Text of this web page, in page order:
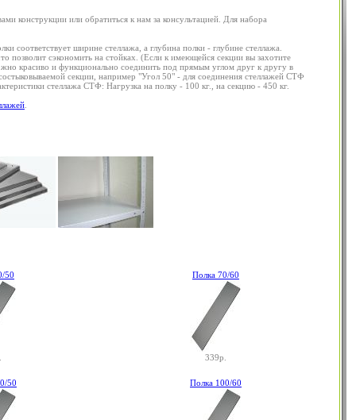
конструкции или обратиться к нам за консультацией. Для набора
соответствует ширине стеллажа, а глубина полки - глубине стеллажа.
сэкономить на стойках. (Если к имеющейся секции вы захотите
красиво и функционально соединить под прямым углом друг к другу в
секции, например "Угол 50" - для соединения стеллажей СТФ
стеллажа СТФ: Нагрузка на полку - 100 кг., на секцию - 450 кг.
50 Полка 70/60
339р.
50 Полка 100/60